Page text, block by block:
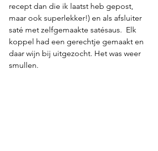
recept dan die ik laatst heb gepost,
maar ook superlekker!) en als afsluiter
saté met zelfgemaakte satésaus.  Elk
koppel had een gerechtje gemaakt en
daar wijn bij uitgezocht. Het was weer
smullen.